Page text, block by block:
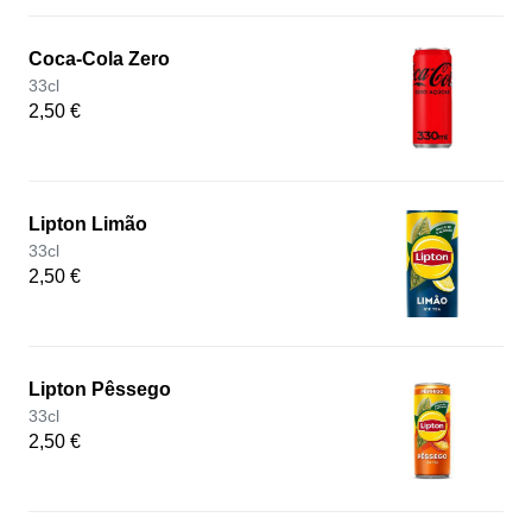
Coca-Cola Zero
33cl
2,50 €
Lipton Limão
33cl
2,50 €
Lipton Pêssego
33cl
2,50 €